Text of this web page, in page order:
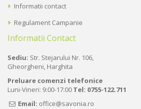
Informatii contact
Regulament Campanie
Informatii Contact
Sediu: Str. Stejarului Nr. 106,
Gheorgheni, Harghita
Preluare comenzi telefonice
Luni-Vineri: 9:00-17:00 Tel: 0755-122.711
Email: office@savonia.ro